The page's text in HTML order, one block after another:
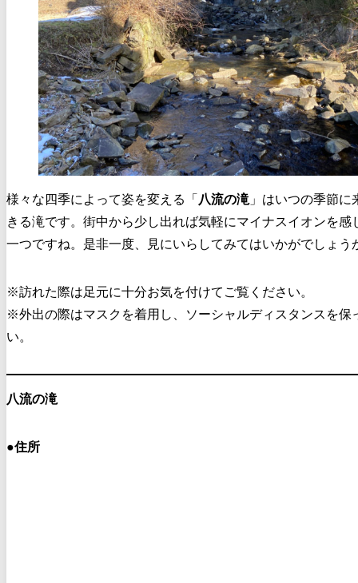
様々な四季によって姿を変える「 八流の滝 」はいつの季節
きる滝です。街中から少し出れば気軽にマイナスイオンを感
一つですね。是非一度、見にいらしてみてはいかがでしょう
※訪れた際は足元に十分お気を付けてご覧ください。
※外出の際はマスクを着用し、ソーシャルディスタンスを保
い。
八流の滝
●住所